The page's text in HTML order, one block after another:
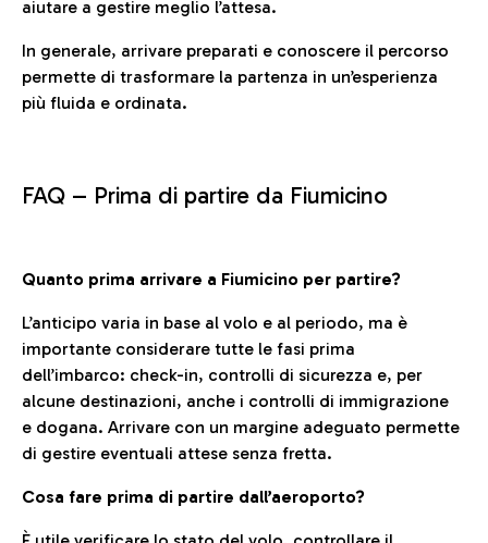
aiutare a gestire meglio l’attesa.
In generale, arrivare preparati e conoscere il percorso
permette di trasformare la partenza in un’esperienza
più fluida e ordinata.
FAQ – Prima di partire da Fiumicino
Quanto prima arrivare a Fiumicino per partire?
L’anticipo varia in base al volo e al periodo, ma è
importante considerare tutte le fasi prima
dell’imbarco: check-in, controlli di sicurezza e, per
alcune destinazioni, anche i controlli di immigrazione
e dogana. Arrivare con un margine adeguato permette
di gestire eventuali attese senza fretta.
Cosa fare prima di partire dall’aeroporto?